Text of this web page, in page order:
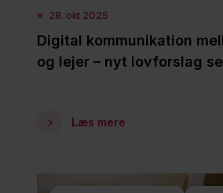
28. okt 2025
Digital kommunikation
og lejer – nyt lovforslag
Læs mere